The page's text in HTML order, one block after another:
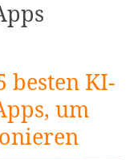
besten KI-
um